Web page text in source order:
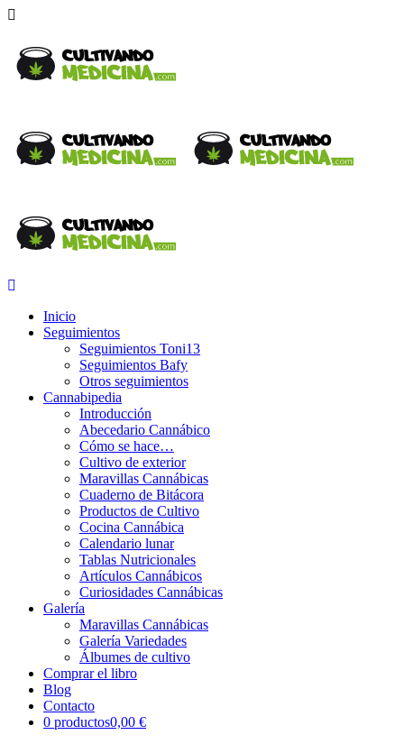
Inicio
Seguimientos
Seguimientos Toni13
Seguimientos Bafy
Otros seguimientos
Cannabipedia
Introducción
Abecedario Cannábico
Cómo se hace…
Cultivo de exterior
Maravillas Cannábicas
Cuaderno de Bitácora
Productos de Cultivo
Cocina Cannábica
Calendario lunar
Tablas Nutricionales
Artículos Cannábicos
Curiosidades Cannábicas
Galería
Maravillas Cannábicas
Galería Variedades
Álbumes de cultivo
Comprar el libro
Blog
Contacto
0 productos0,00 €